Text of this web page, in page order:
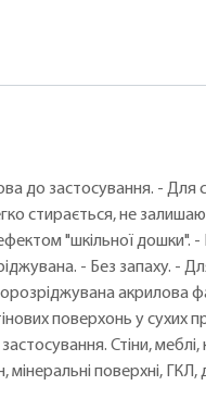
до застосування. - Для
стирається, не
"шкільної дошки".
- Без запаху. -
поверхонь у
Стіни, меблі,
поверхні, ГКЛ,